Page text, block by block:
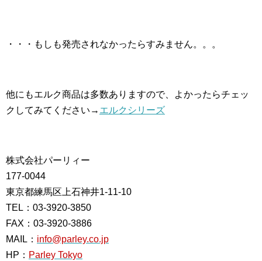
・・・もしも発売されなかったらすみません。。。
他にもエルク商品は多数ありますので、よかったらチェッ
クしてみてください→ エルクシリーズ
株式会社パーリィー
177-0044
東京都練馬区上石神井1-11-10
TEL：03-3920-3850
FAX：03-3920-3886
MAIL： info@parley.co.jp
HP： Parley Tokyo